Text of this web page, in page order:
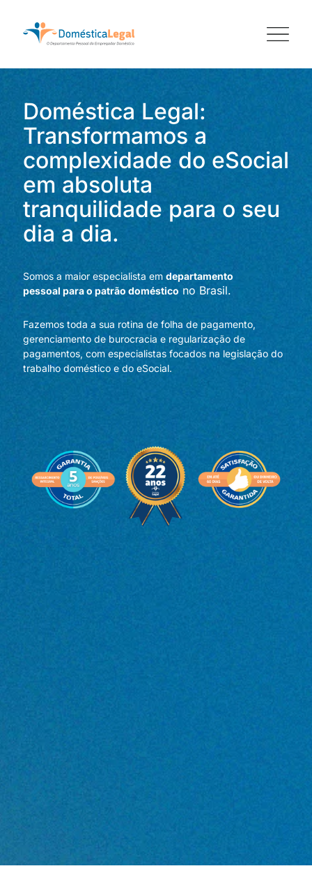
Doméstica Legal:
Transformamos a
complexidade do eSocial
em absoluta
tranquilidade para o seu
dia a dia.
Somos a maior especialista em departamento
pessoal para o patrão doméstico no Brasil.
Fazemos toda a sua rotina de folha de pagamento,
gerenciamento de burocracia e regularização de
pagamentos, com especialistas focados na legislação do
trabalho doméstico e do eSocial.